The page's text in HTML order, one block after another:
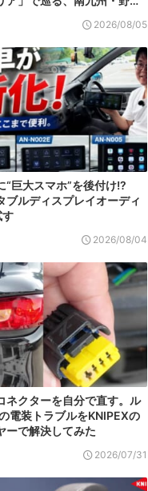
2026/08/05
“巨大スマホ”を後付け!?
ブルディスプレイオーディ
す
2026/08/04
ネクターを自分で直す。ル
電装トラブルをKNIPEXの
ーで解決してみた
2026/07/31